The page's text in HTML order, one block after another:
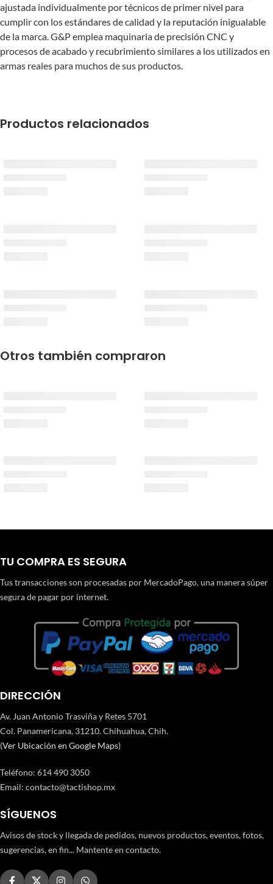
ajustada individualmente por técnicos de primer nivel para
cumplir con los estándares de calidad y la reputación inigualable
de la marca. G&P emplea maquinaria de precisión CNC y
procesos de acabado y recubrimiento similares a los utilizados en
armas reales para muchos de sus productos.
Productos relacionados
Otros también compraron
TU COMPRA ES SEGURA
Tus transacciones son procesadas por MercadoPago, una manera súper
segura de pagar por internet.
DIRECCIÓN
Av. Juan Antonio Trasviña y Retes 5701
Col. Panamericana, 31210. Chihuahua, Chih.
(Ver Ubicación en Google Maps)
Teléfono: 614 490 3050
Email: contacto@tactishop.mx
SÍGUENOS
Avisos de stock y llegada de pedidos, nuevos productos, eventos, fotos,
sugerencias, en fin... Mantente en contacto.